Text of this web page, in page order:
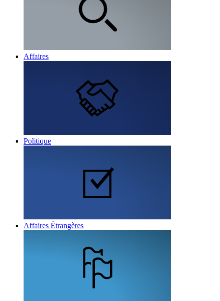
Affaires
Politique
Affaires Étrangères